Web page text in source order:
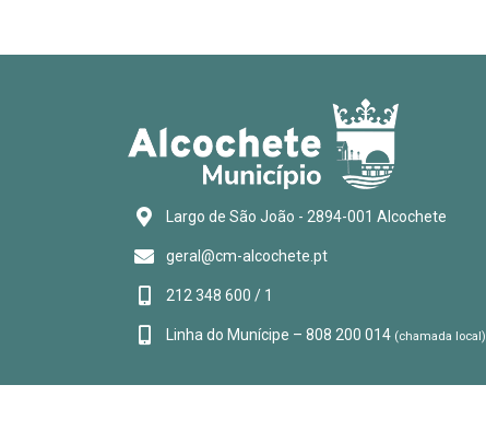
Largo de São João - 2894-001 Alcochete
geral@cm-alcochete.pt
212 348 600 / 1
Linha do Munícipe – 808 200 014 (chamada local)